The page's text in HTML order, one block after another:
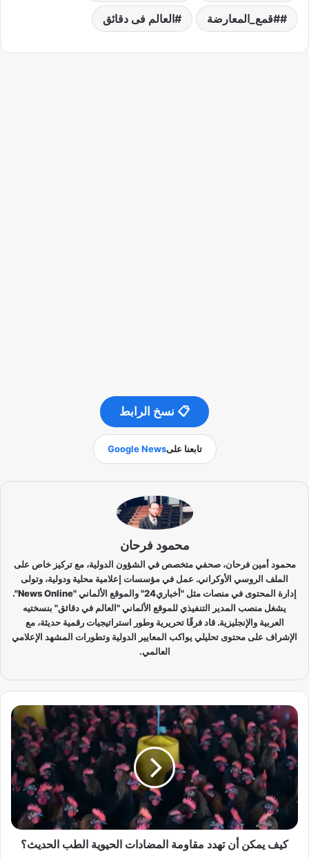
#قمع_المعارضة العالم فى دقائق
📋 نسخ الرابط
تابعنا علىGoogle News
محمود فرحان
محمود أمين فرحان، صحفي متخصص في الشؤون الدولية، مع تركيز خاص على
الملف الروسي الأوكراني. عمل في مؤسسات إعلامية محلية ودولية، وتولى
إدارة المحتوى في منصات مثل "أخباري24" والموقع الألماني "News Online".
يشغل منصب المدير التنفيذي للموقع الألماني "العالم في دقائق" بنسختيه
العربية والإنجليزية. قاد فرقًا تحريرية وطور استراتيجيات رقمية حديثة، مع
الإشراف على محتوى تحليلي يواكب المعايير الدولية وتطورات المشهد الإعلامي
العالمي.
ك
ي
ف
ي
م
ك
ن
ن
كيف يمكن أن تهدد مقاومة المضادات الحيوية الطب الحديث؟